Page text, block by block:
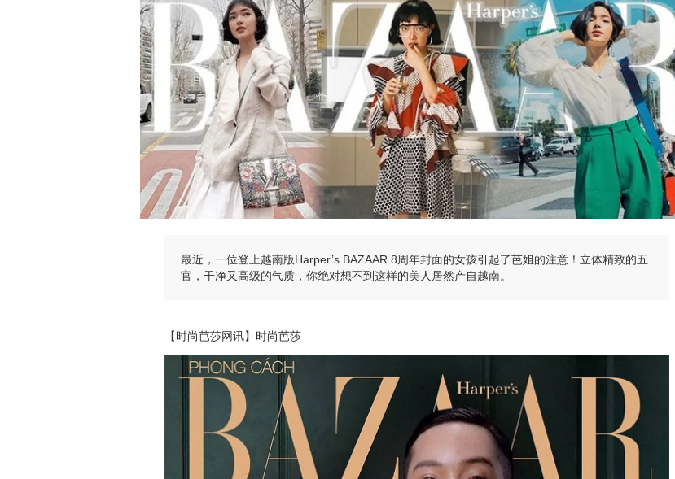
最近，一位登上越南版Harper’s BAZAAR 8周年封面的女孩引起了芭姐的注意！立体精致的五
官，干净又高级的气质，你绝对想不到这样的美人居然产自越南。
【时尚芭莎网讯】时尚芭莎